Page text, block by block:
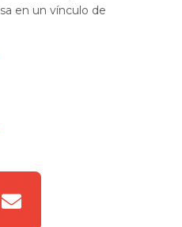
en un vínculo de